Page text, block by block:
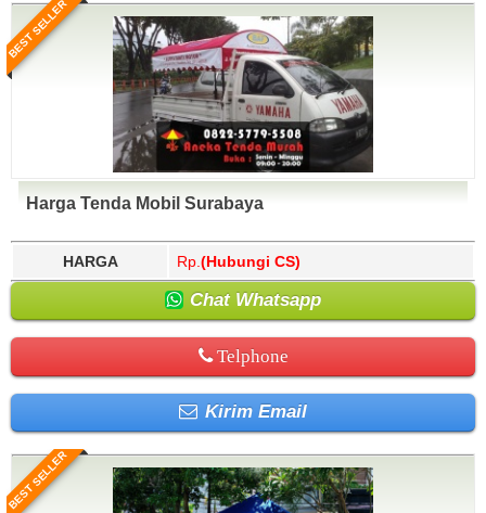
BEST SELLER
Harga Tenda Mobil Surabaya
HARGA Rp. (Hubungi CS)
Chat Whatsapp
Telphone
Kirim Email
BEST SELLER